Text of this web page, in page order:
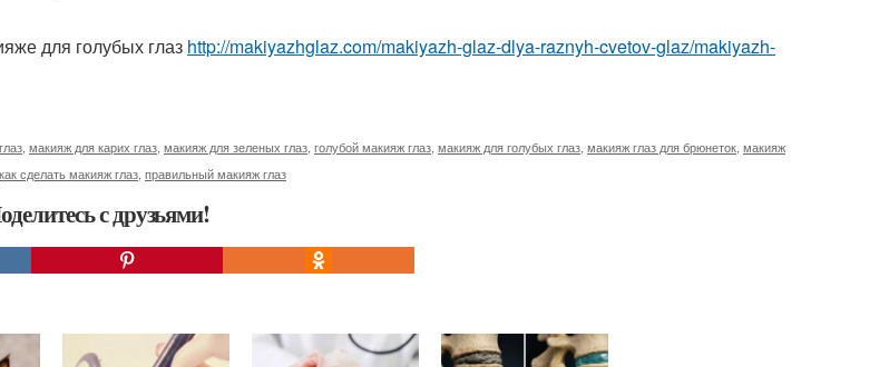
для голубых глаз http://makiyazhglaz.com/makiyazh-glaz-dlya-raznyh-cvetov-glaz/makiyazh-
макияж для карих глаз макияж для зеленых глаз голубой макияж глаз макияж для голубых глаз макияж глаз для брюнеток макияж
как сделать макияж глаз правильный макияж глаз
с друзьями!